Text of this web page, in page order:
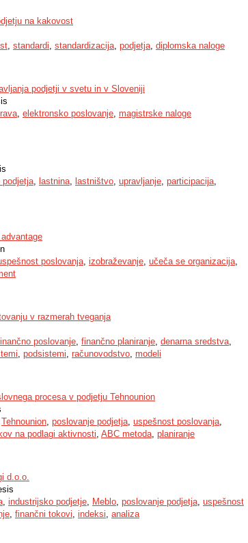
na kakovost
, standardi, standardizacija, podjetja, diplomska naloge
podjetji v svetu in v Sloveniji
, elektronsko poslovanje, magistrske naloge
podjetja, lastnina, lastništvo, upravljanje, participacija,
poslovanja, izobraževanje, učeča se organizacija,
v razmerah tveganja
poslovanje, finančno planiranje, denarna sredstva,
, podsistemi, računovodstvo, modeli
procesa v podjetju Tehnounion
Tehnounion, poslovanje podjetja, uspešnost poslovanja,
na podlagi aktivnosti, ABC metoda, planiranje
d.o.o.
, industrijsko podjetje, Meblo, poslovanje podjetja, uspešnost
, finančni tokovi, indeksi, analiza